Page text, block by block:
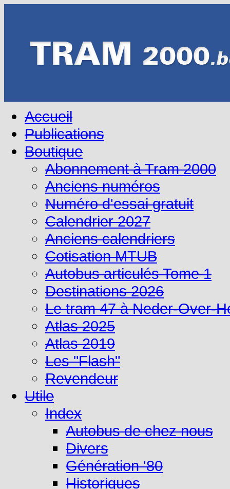
Accueil
Publications
Boutique
Abonnement à Tram 2000
Anciens numéros
Numéro d'essai gratuit
Calendrier 2027
Anciens calendriers
Cotisation MTUB
Autobus articulés Tome 1
Destinations 2026
Le tram 47 à Neder-Over-
Atlas 2025
Atlas 2019
Les "Flash"
Revendeur
Utile
Index
Autobus de chez nous
Divers
Génération '80
Historiques